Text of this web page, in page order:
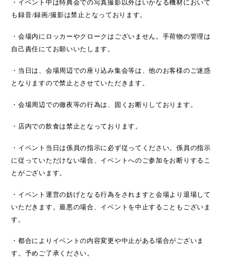
・イベント中は特典会での写真撮影以外はいかなる機材において
も録音/録画/撮影は禁止となっております。
・会場内にロッカーやクロークはございません。手荷物の管理は
自己責任にてお願いいたします。
・当日は、会場周辺での座り込み集会等は、他のお客様のご迷惑
となりますので禁止とさせていただきます。
・会場周辺での徹夜等の行為は、固くお断りしております。
・店内での飲食は禁止となっております。
・イベント当日は係員の指示に必ず従ってください。係員の指示
に従っていただけない場合、イベントへのご参加をお断りするこ
とがございます。
・イベント運営の妨げとなる行為をされますと会場より退場して
いただきます。最悪の場合、イベントを中止することもございま
す。
・都合によりイベントの内容変更や中止がある場合がございま
す。予めご了承ください。